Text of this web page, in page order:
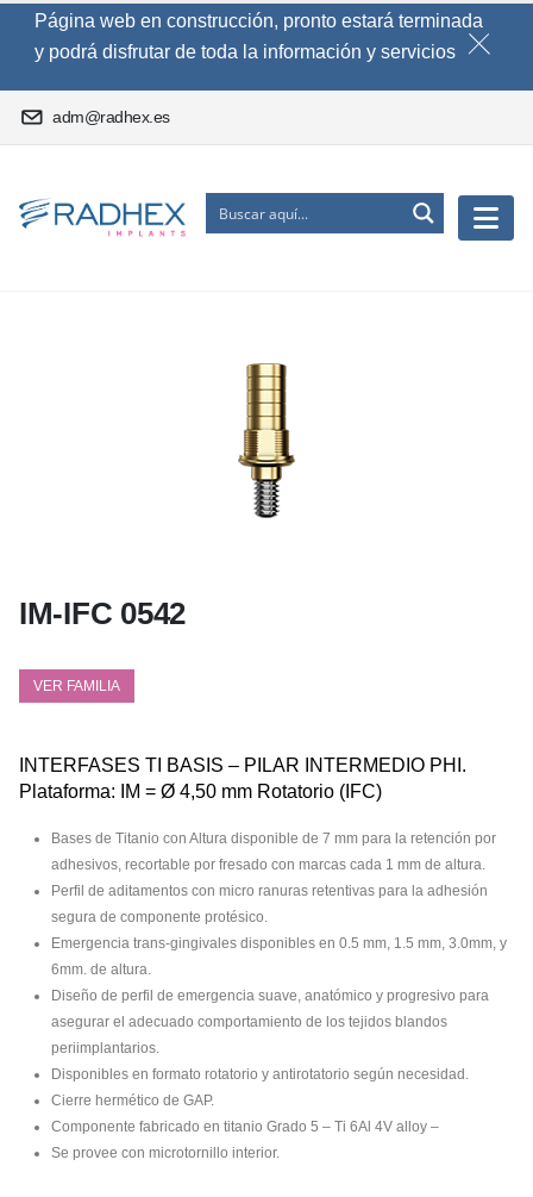
Página web en construcción, pronto estará terminada
y podrá disfrutar de toda la información y servicios
adm@radhex.es
IM-IFC 0542
VER FAMILIA
INTERFASES TI BASIS – PILAR INTERMEDIO PHI.
Plataforma: IM = Ø 4,50 mm Rotatorio (IFC)
Bases de Titanio con Altura disponible de 7 mm para la retención por
adhesivos, recortable por fresado con marcas cada 1 mm de altura.
Perfil de aditamentos con micro ranuras retentivas para la adhesión
segura de componente protésico.
Emergencia trans-gingivales disponibles en 0.5 mm, 1.5 mm, 3.0mm, y
6mm. de altura.
Diseño de perfil de emergencia suave, anatómico y progresivo para
asegurar el adecuado comportamiento de los tejidos blandos
periimplantarios.
Disponibles en formato rotatorio y antirotatorio según necesidad.
Cierre hermético de GAP.
Componente fabricado en titanio Grado 5 – Ti 6Al 4V alloy –
Se provee con microtornillo interior.